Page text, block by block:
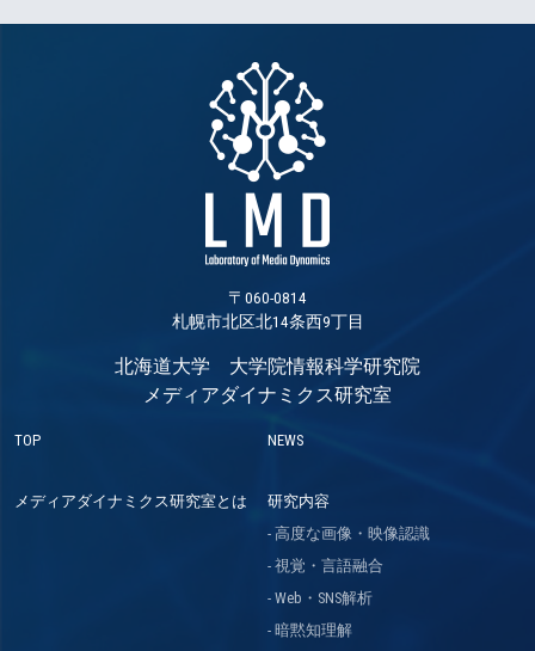
〒060-0814
札幌市北区北14条西9丁目
北海道大学 大学院情報科学研究院
メディアダイナミクス研究室
TOP NEWS
メディアダイナミクス研究室とは
研究内容
高度な画像・映像認識
視覚・言語融合
Web・SNS解析
暗黙知理解